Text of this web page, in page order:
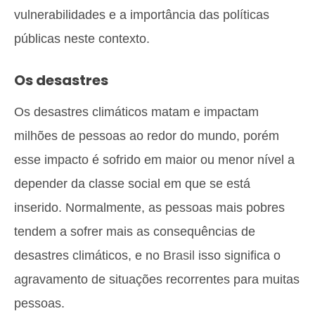
vulnerabilidades e a importância das políticas
públicas neste contexto.
Os desastres
Os desastres climáticos matam e impactam
milhões de pessoas ao redor do mundo, porém
esse impacto é sofrido em maior ou menor nível a
depender da classe social em que se está
inserido. Normalmente, as pessoas mais pobres
tendem a sofrer mais as consequências de
desastres climáticos, e no Brasil isso significa o
agravamento de situações recorrentes para muitas
pessoas.